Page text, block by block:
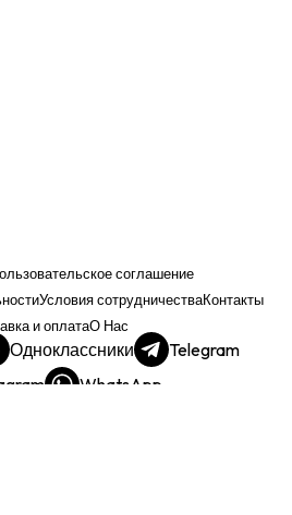
соглашение
Условия сотрудничестваКонтакты
и оплатаО Нас
Одноклассники
Telegram
WhatsApp